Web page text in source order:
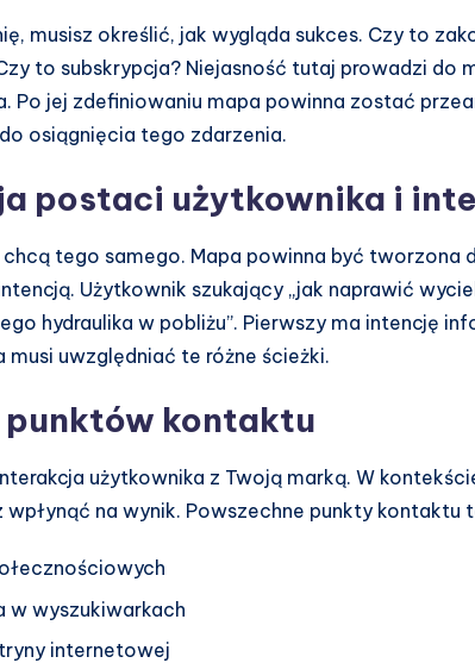
musisz określić, jak wygląda sukces. Czy to
to subskrypcja? Niejasność tutaj prowadzi do
Po jej zdefiniowaniu mapa powinna zostać
osiągnięcia tego zdarzenia.
postaci użytkownika i
tego samego. Mapa powinna być tworzona
Użytkownik szukający „jak naprawić
hydraulika w pobliżu”. Pierwszy ma intencję
musi uwzględniać te różne ścieżki.
punktów kontaktu
użytkownika z Twoją marką. W
na wynik. Powszechne punkty kontaktu
w wyszukiwarkach
internetowej